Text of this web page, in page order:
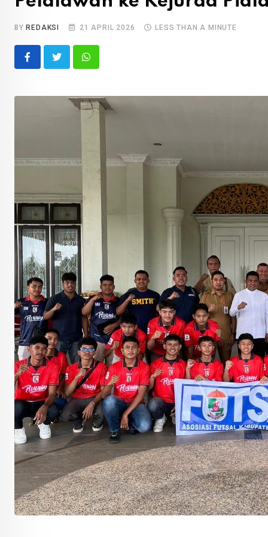
BY REDAKSI 21 APRIL 2026 LESS THAN A MINUTE
Whatsapp